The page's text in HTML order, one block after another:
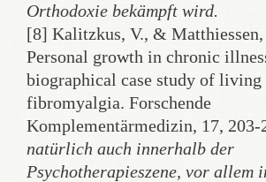
Orthodoxie bekämpft wird.
[8] Kalitzkus, V., & Matthiessen,
Personal growth in chronic
biographical case study of
fibromyalgia. Forschende
Komplementärmedizin, 17, 203-
natürlich auch innerhalb der
Psychotherapieszene, vor allem